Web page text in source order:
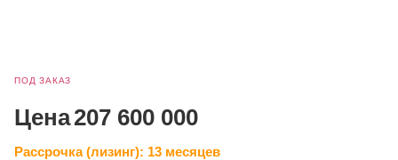
ПОД ЗАКАЗ
Цена207 600 000
Рассрочка (лизинг): 13 месяцев